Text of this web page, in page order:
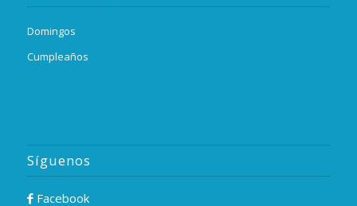
Domingos
Cumpleaños
Síguenos
Facebook